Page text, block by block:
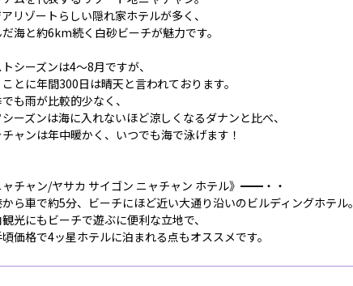
リゾートらしい隠れ家ホテルが多く、
海と約6km続く白砂ビーチが魅力です。
シーズンは4～8月ですが、
とに年間300日は晴天と言われております。
も雨が比較的少なく、
ーズンは海に入れないほど涼しくなるダナンと比べ、
ャンは年中暖かく、いつでも海で泳げます！
ャチャン/ヤサカ サイゴン ニャチャン ホテル》━━・・
ら車で約5分、ビーチにほど近い大通り沿いのビルディングホテル。
光にもビーチで遊ぶに便利な立地で、
頃価格で4ッ星ホテルに泊まれる点もオススメです。